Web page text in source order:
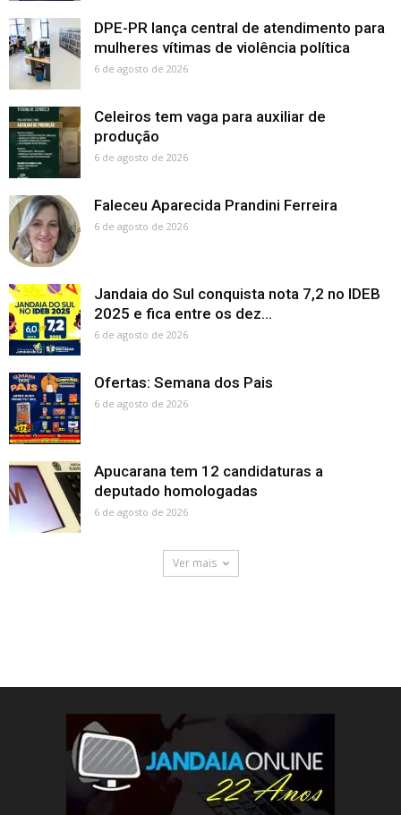
DPE-PR lança central de atendimento para
mulheres vítimas de violência política
6 de agosto de 2026
Celeiros tem vaga para auxiliar de
produção
6 de agosto de 2026
Faleceu Aparecida Prandini Ferreira
6 de agosto de 2026
Jandaia do Sul conquista nota 7,2 no IDEB
2025 e fica entre os dez...
6 de agosto de 2026
Ofertas: Semana dos Pais
6 de agosto de 2026
Apucarana tem 12 candidaturas a
deputado homologadas
6 de agosto de 2026
Ver mais